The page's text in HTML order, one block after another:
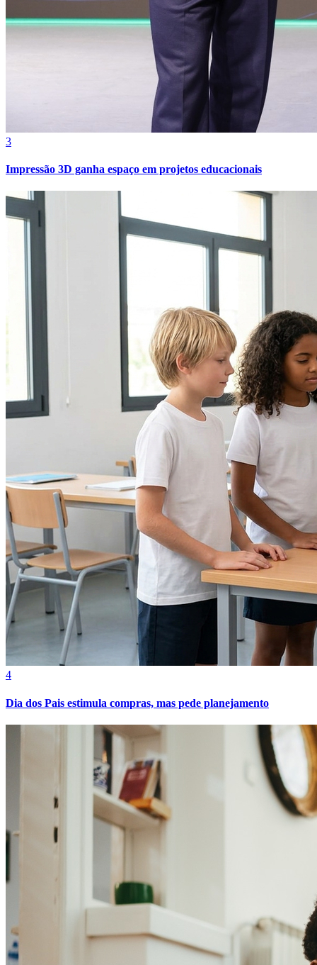
Cruzeiro
Bahia
3
Impressão 3D ganha espaço em projetos educacionais
4
Dia dos Pais estimula compras, mas pede planejamento